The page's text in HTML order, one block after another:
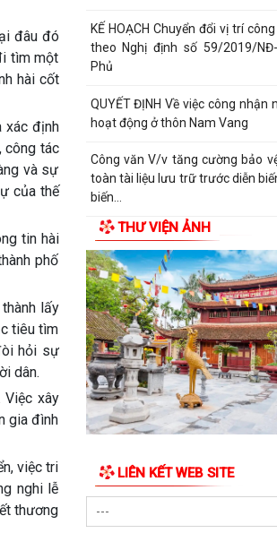
đâu đó
tìm một
hài cốt
xác định
công tác
và sự
của thế
tin hài
phố
lấy
tiêu tìm
hỏi sự
dân.
Việc xây
gia đình
việc tri
nghi lễ
thương
KẾ HOẠCH Chuyển đổi vị trí
theo Nghị định số 59/2019/
Phủ
QUYẾT ĐỊNH Về việc công nhận
hoạt động ở thôn Nam Vang
Công văn V/v tăng cường bảo
toàn tài liệu lưu trữ trước diễn
biến...
KẾ HOẠCH Tăng cường thực thi
ước về quyền của người
khuyến nghị phù...
QUYẾT ĐỊNH Cho thôi giữ
Hội Người cao tuổi xã Hà Bắc
2031
QUYẾT ĐỊNH Công nhận chức
Người cao tuổi xã Hà Bắc nhiệm
cơ sở giáo dục mầm...
QUYẾT ĐỊNH Về việc công nhận
THƯ VIỆN ẢNH
LIÊN KẾT WEB SITE